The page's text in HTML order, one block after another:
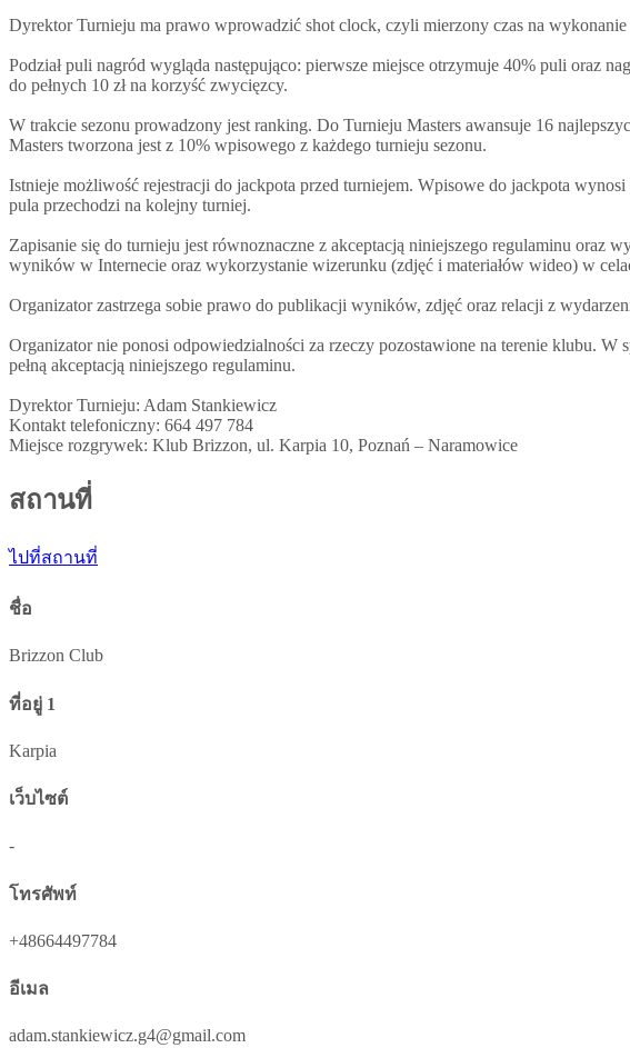
Dyrektor Turnieju ma prawo wprowadzić shot clock, czyli mierzony czas na
Podział puli nagród wygląda następująco: pierwsze miejsce otrzymuje 40% puli oraz
do pełnych 10 zł na korzyść zwycięzcy.
W trakcie sezonu prowadzony jest ranking. Do Turnieju Masters awansuje 16
Masters tworzona jest z 10% wpisowego z każdego turnieju sezonu.
Istnieje możliwość rejestracji do jackpota przed turniejem. Wpisowe do jackpota
pula przechodzi na kolejny turniej.
Zapisanie się do turnieju jest równoznaczne z akceptacją niniejszego regulaminu
wyników w Internecie oraz wykorzystanie wizerunku (zdjęć i materiałów wideo) w
Organizator zastrzega sobie prawo do publikacji wyników, zdjęć oraz relacji z
Organizator nie ponosi odpowiedzialności za rzeczy pozostawione na terenie klubu.
pełną akceptacją niniejszego regulaminu.
Dyrektor Turnieju: Adam Stankiewicz
Kontakt telefoniczny: 664 497 784
Miejsce rozgrywek: Klub Brizzon, ul. Karpia 10, Poznań – Naramowice
สถานที่
ไปที่สถานที่
ชื่อ
Brizzon Club
ที่อยู่ 1
Karpia
เว็บไซต์
-
โทรศัพท์
+48664497784
อีเมล
adam.stankiewicz.g4@gmail.com